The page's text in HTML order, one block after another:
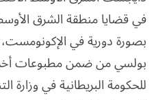
بصورة دورية في الإكونومست،
بولسي من ضمن مطبوعات
للحكومة البريطانية في وزارة